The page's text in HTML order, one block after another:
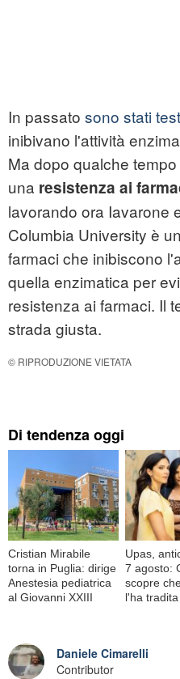
In passato sono stati
inibivano l'attività
Ma dopo qualche
una resistenza ai
lavorando ora Iavarone
Columbia University è
farmaci che inibiscono
quella enzimatica per
resistenza ai farmaci. Il
strada giusta.
© RIPRODUZIONE VIETATA
Di tendenza oggi
Cristian Mirabile
torna in Puglia: dirige
Anestesia pediatrica
al Giovanni XXIII
Upas,
7 agosto:
scopre
l'ha
Daniele Cimarelli
Contributor